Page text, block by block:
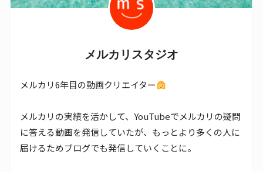
メルカリスタジオ
メルカリ6年目の動画クリエイター
メルカリの実績を活かして、YouTubeでメルカリの疑問
に答える動画を発信していたが、もっとより多くの人に
届けるためブログでも発信していくことに。